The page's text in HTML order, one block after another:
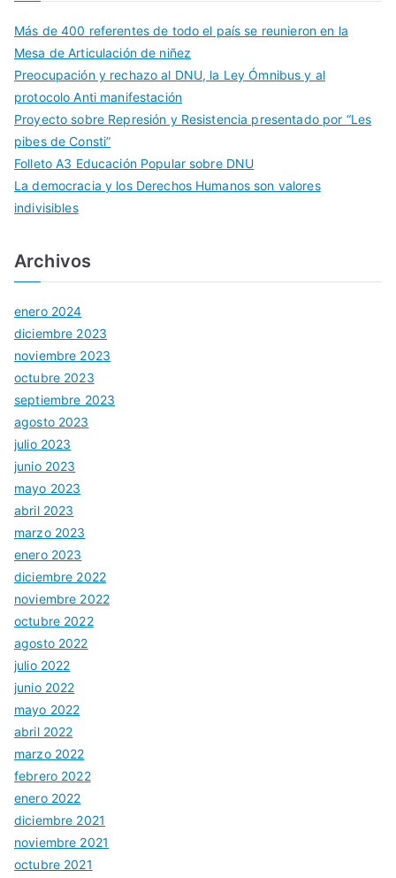
Más de 400 referentes de todo el país se reunieron en la
Mesa de Articulación de niñez
Preocupación y rechazo al DNU, la Ley Ómnibus y al
protocolo Anti manifestación
Proyecto sobre Represión y Resistencia presentado por “Les
pibes de Consti”
Folleto A3 Educación Popular sobre DNU
La democracia y los Derechos Humanos son valores
indivisibles
Archivos
enero 2024
diciembre 2023
noviembre 2023
octubre 2023
septiembre 2023
agosto 2023
julio 2023
junio 2023
mayo 2023
abril 2023
marzo 2023
enero 2023
diciembre 2022
noviembre 2022
octubre 2022
agosto 2022
julio 2022
junio 2022
mayo 2022
abril 2022
marzo 2022
febrero 2022
enero 2022
diciembre 2021
noviembre 2021
octubre 2021